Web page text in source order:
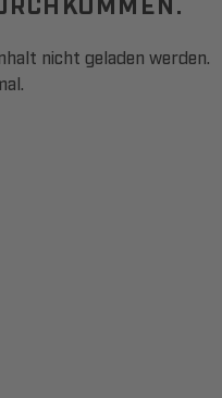
nicht geladen werden.